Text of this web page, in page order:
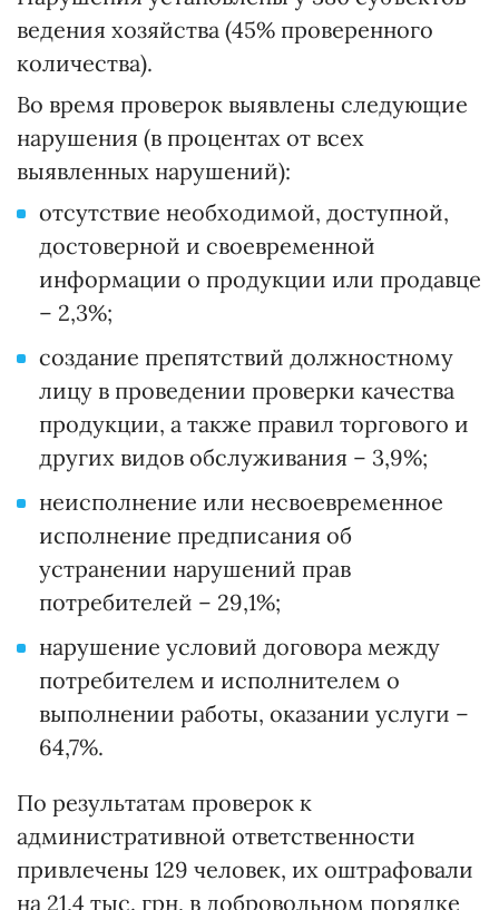
ведения хозяйства (45% проверенного
количества).
Во время проверок выявлены следующие
нарушения (в процентах от всех
выявленных нарушений):
отсутствие необходимой, доступной,
достоверной и своевременной
информации о продукции или продавце
– 2,3%;
создание препятствий должностному
лицу в проведении проверки качества
продукции, а также правил торгового и
других видов обслуживания – 3,9%;
неисполнение или несвоевременное
исполнение предписания об
устранении нарушений прав
потребителей – 29,1%;
нарушение условий договора между
потребителем и исполнителем о
выполнении работы, оказании услуги –
64,7%.
По результатам проверок к
административной ответственности
привлечены 129 человек, их оштрафовали
на 21,4 тыс. грн, в добровольном порядке